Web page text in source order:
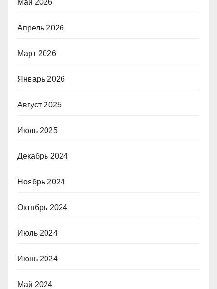
Май 2026
Апрель 2026
Март 2026
Январь 2026
Август 2025
Июль 2025
Декабрь 2024
Ноябрь 2024
Октябрь 2024
Июль 2024
Июнь 2024
Май 2024